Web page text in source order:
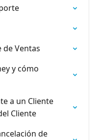
Ventas
y cómo
a un Cliente
Cliente
de